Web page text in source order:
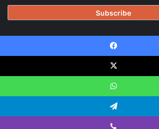
Email
© Copyright 2026, All Rights Reserved |
Blog
Contact Us
Facebook
X
WhatsApp
Telegram